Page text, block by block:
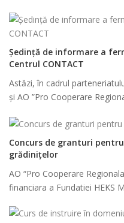
Ședință de informare a
Centrul CONTACT
Astăzi, în cadrul
și AO ”Pro Cooperare
Concurs de granturi
grădinițelor
AO “Pro Cooperare
financiara a Fundatiei HEKS